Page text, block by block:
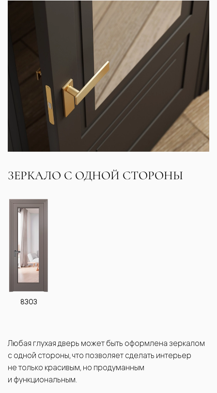
ЗЕРКАЛО С ОДНОЙ СТОРОНЫ
8303
Любая глухая дверь может быть оформлена зеркалом
с одной стороны, что позволяет сделать интерьер
не только красивым, но продуманным
и функциональным.